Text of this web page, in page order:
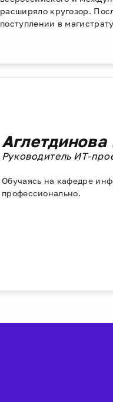
расширяло кругозор.
поступлении в
Руководитель ИТ-
Обучаясь на кафедре
профессионально.